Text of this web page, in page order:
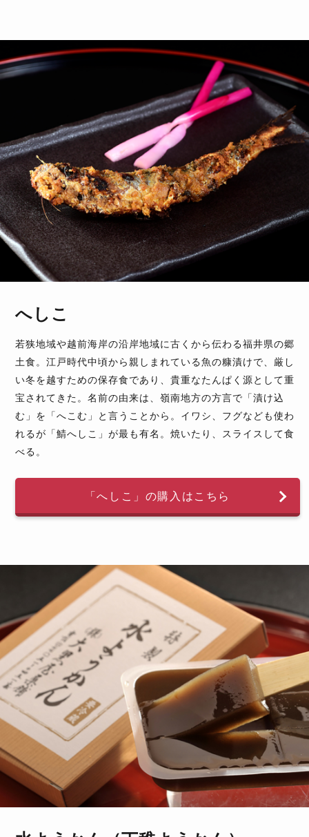
へしこ
若狭地域や越前海岸の沿岸地域に古くから伝わる福井県の郷
土食。江戸時代中頃から親しまれている魚の糠漬けで、厳し
い冬を越すための保存食であり、貴重なたんぱく源として重
宝されてきた。名前の由来は、嶺南地方の方言で「漬け込
む」を「へこむ」と言うことから。イワシ、フグなども使わ
れるが「鯖へしこ」が最も有名。焼いたり、スライスして食
べる。
「へしこ」の購入はこちら